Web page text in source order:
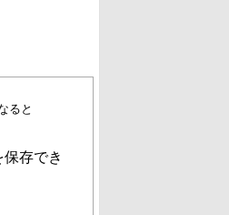
ると
存でき